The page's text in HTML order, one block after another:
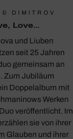
& DIMITROV
Love…
und Liuben
seit 25 Jahren
gemeinsam an
Zum Jubiläum
Doppelalbum mit
Werken
veröffentlicht. Im
sie von ihrer
Glauben und ihrer